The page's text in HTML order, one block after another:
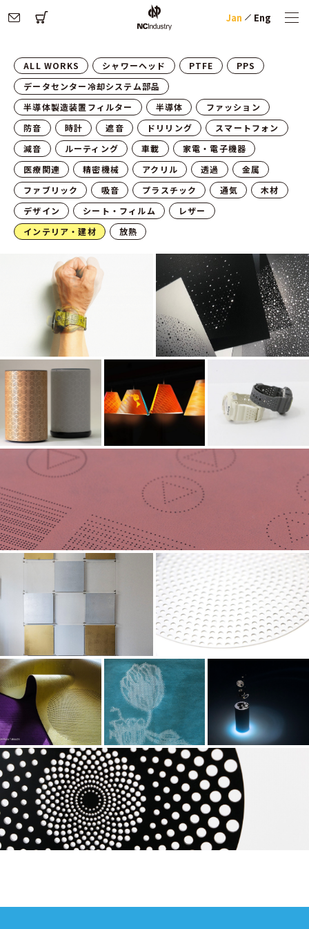
Jan Eng
ALL WORKS シャワーヘッド PTFE
PPS
データセンター冷却システム部品
半導体製造装置フィルター
半導体
ファッション
防音
時計 遮音 ドリリング
スマートフォン
減音
ルーティング 車載
家電・電子機器
医療関連
精密機械 アクリル 透過
金属
ファブリック
吸音 プラスチック 通気
木材
デザイン
シート・フィルム
レザー
インテリア・建材
放熱